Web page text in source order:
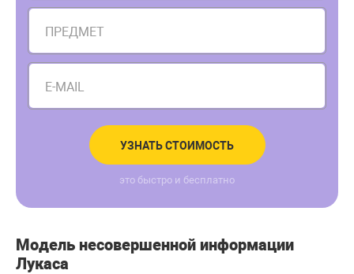
ПРЕДМЕТ
E-MAIL
УЗНАТЬ СТОИМОСТЬ
это быстро и бесплатно
Модель несовершенной информации
Лукаса